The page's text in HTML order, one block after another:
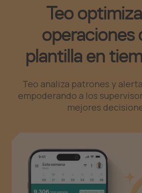
Teo
operaciones
plantilla en
Teo analiza patrones y
empoderando a los
mejores